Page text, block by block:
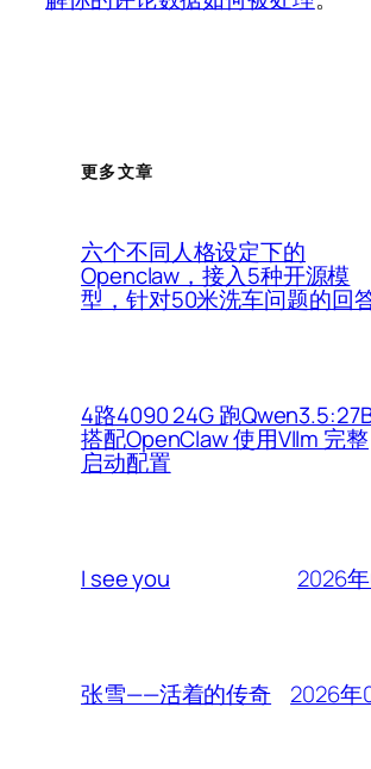
更多文章
六个不同人格设定下的
Openclaw，接入5种开源模
型，针对50米洗车问题的回
4路4090 24G 跑
搭配OpenClaw 使用Vllm 完整
启动配置
I see you 2026
张雪——活着的传奇 2026年